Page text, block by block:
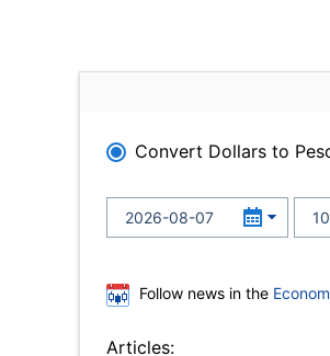
Convert Dollars to
Follow news in the
Articles: